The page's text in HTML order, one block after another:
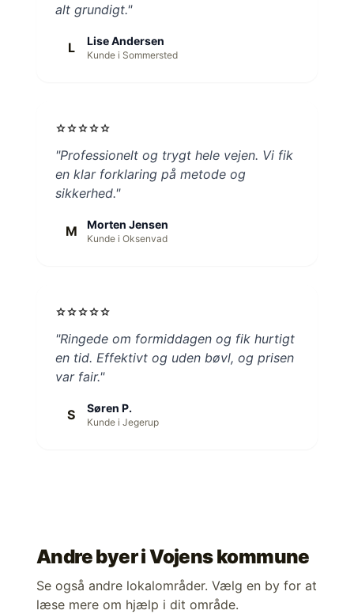
alt grundigt."
L Lise Andersen
Kunde i Sommersted
starstarstarstarstar
"Professionelt og trygt hele vejen. Vi fik
en klar forklaring på metode og
sikkerhed."
M Morten Jensen
Kunde i Oksenvad
starstarstarstarstar
"Ringede om formiddagen og fik hurtigt
en tid. Effektivt og uden bøvl, og prisen
var fair."
S Søren P.
Kunde i Jegerup
Andre byer iVojens kommune
Se også andre lokalområder. Vælg en by for at
læse mere om hjælp i dit område.